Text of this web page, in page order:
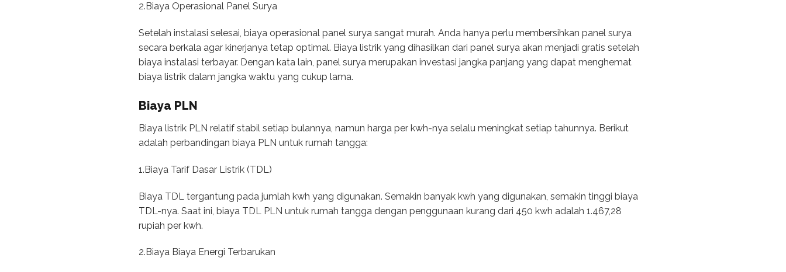
2.Biaya Operasional Panel Surya
Setelah instalasi selesai, biaya operasional panel surya sangat murah. Anda hanya perlu membersihkan panel surya
secara berkala agar kinerjanya tetap optimal. Biaya listrik yang dihasilkan dari panel surya akan menjadi gratis setelah
biaya instalasi terbayar. Dengan kata lain, panel surya merupakan investasi jangka panjang yang dapat menghemat
biaya listrik dalam jangka waktu yang cukup lama.
Biaya PLN
Biaya listrik PLN relatif stabil setiap bulannya, namun harga per kwh-nya selalu meningkat setiap tahunnya. Berikut
adalah perbandingan biaya PLN untuk rumah tangga:
1.Biaya Tarif Dasar Listrik (TDL)
Biaya TDL tergantung pada jumlah kwh yang digunakan. Semakin banyak kwh yang digunakan, semakin tinggi biaya
TDL-nya. Saat ini, biaya TDL PLN untuk rumah tangga dengan penggunaan kurang dari 450 kwh adalah 1.467,28
rupiah per kwh.
2.Biaya Biaya Energi Terbarukan